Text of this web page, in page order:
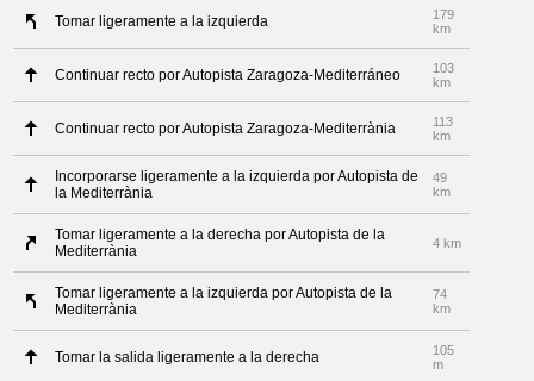
Tomar ligeramente a la izquierda
179
km
Continuar recto por Autopista Zaragoza-Mediterráneo
103
km
Continuar recto por Autopista Zaragoza-Mediterrània
113
km
Incorporarse ligeramente a la izquierda por Autopista de
la Mediterrània
49
km
Tomar ligeramente a la derecha por Autopista de la
Mediterrània
4 km
Tomar ligeramente a la izquierda por Autopista de la
Mediterrània
74
km
Tomar la salida ligeramente a la derecha
105
m